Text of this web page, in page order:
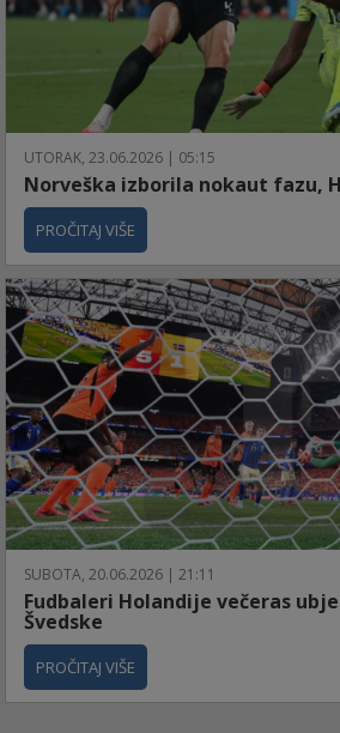
UTORAK, 23.06.2026 | 05:15
Norveška izborila nokaut fazu,
PROČITAJ VIŠE
SUBOTA, 20.06.2026 | 21:11
Fudbaleri Holandije večeras
Švedske
PROČITAJ VIŠE